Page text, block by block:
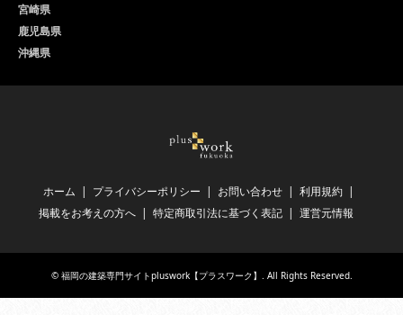
宮崎県
鹿児島県
沖縄県
ホーム プライバシーポリシー お問い合わせ
利用規約
掲載をお考えの方へ
特定商取引法に基づく表記 運営元情報
© 福岡の建築専門サイトpluswork【プラスワーク】 . All Rights Reserved.